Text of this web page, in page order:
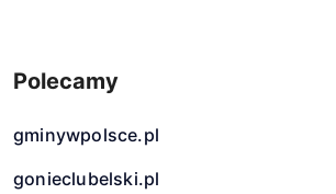
Polecamy
gminywpolsce.pl
gonieclubelski.pl